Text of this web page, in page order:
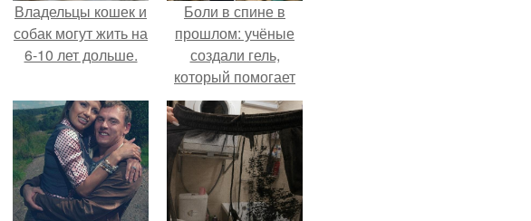
Владельцы кошек и
собак могут жить на
6-10 лет дольше.
Боли в спине в
прошлом: учёные
создали гель,
который помогает
восстанавливать
межпозвоночные
диски.